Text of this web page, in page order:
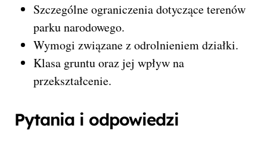
Szczególne ograniczenia dotyczące terenów
parku narodowego.
Wymogi związane z odrolnieniem działki.
Klasa gruntu oraz jej wpływ na
przekształcenie.
Pytania i odpowiedzi